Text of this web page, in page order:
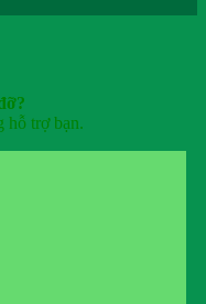
hỗ trợ bạn.